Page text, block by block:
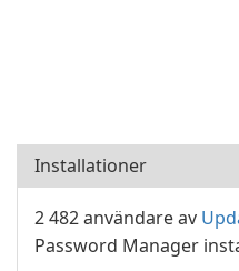
Installationer
2 482 användare av
Password Manager